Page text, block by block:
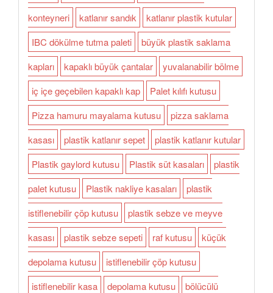
konteyneri
katlanır sandık
katlanır plastik kutular
IBC dökülme tutma paleti
büyük plastik saklama
kapları
kapaklı büyük çantalar
yuvalanabilir bölme
iç içe geçebilen kapaklı kap
Palet kılıfı kutusu
Pizza hamuru mayalama kutusu
pizza saklama
kasası
plastik katlanır sepet
plastik katlanır kutular
Plastik gaylord kutusu
Plastik süt kasaları
plastik
palet kutusu
Plastik nakliye kasaları
plastik
istiflenebilir çöp kutusu
plastik sebze ve meyve
kasası
plastik sebze sepeti raf kutusu
küçük
depolama kutusu
istiflenebilir çöp kutusu
istiflenebilir kasa
depolama kutusu
bölücülü